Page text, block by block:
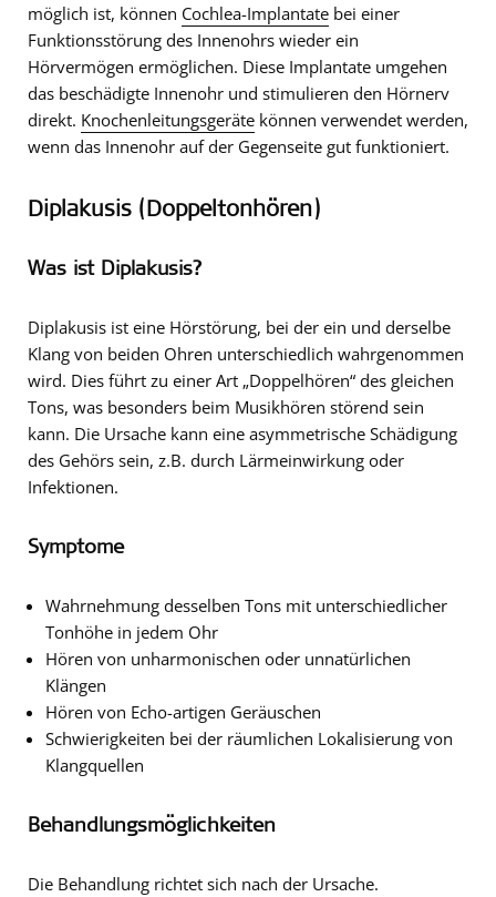
möglich ist, können Cochlea-Implantate bei einer
Funktionsstörung des Innenohrs wieder ein
Hörvermögen ermöglichen. Diese Implantate umgehen
das beschädigte Innenohr und stimulieren den Hörnerv
direkt. Knochenleitungsgeräte können verwendet werden,
wenn das Innenohr auf der Gegenseite gut funktioniert.
Diplakusis (Doppeltonhören)
Was ist Diplakusis?
Diplakusis ist eine Hörstörung, bei der ein und derselbe
Klang von beiden Ohren unterschiedlich wahrgenommen
wird. Dies führt zu einer Art „Doppelhören“ des gleichen
Tons, was besonders beim Musikhören störend sein
kann. Die Ursache kann eine asymmetrische Schädigung
des Gehörs sein, z.B. durch Lärmeinwirkung oder
Infektionen.
Symptome
Wahrnehmung desselben Tons mit unterschiedlicher
Tonhöhe in jedem Ohr
Hören von unharmonischen oder unnatürlichen
Klängen
Hören von Echo-artigen Geräuschen
Schwierigkeiten bei der räumlichen Lokalisierung von
Klangquellen
Behandlungsmöglichkeiten
Die Behandlung richtet sich nach der Ursache.